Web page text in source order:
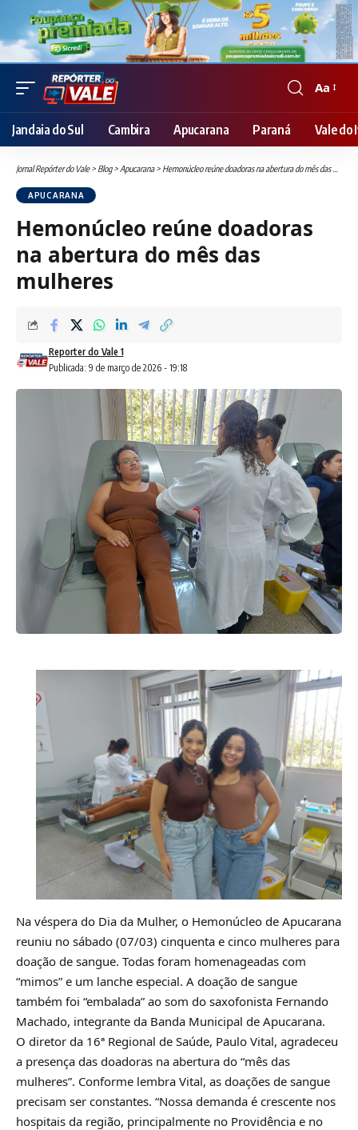
Font
Resizer
Aa
Jandaia do Sul Cambira Apucarana Paraná Vale do
Jornal Repórter do Vale> Blog>Apucarana> Hemonúcleo reúne doadoras na abertura do mês das mulheres
APUCARANA
Hemonúcleo reúne doadoras
na abertura do mês das
mulheres
Publicada: 9 de março de 2026 - 19:18
Reporter do Vale 1
Na véspera do Dia da Mulher, o Hemonúcleo de Apucarana
reuniu no sábado (07/03) cinquenta e cinco mulheres para
doação de sangue. Todas foram homenageadas com
“mimos” e um lanche especial. A doação de sangue
também foi “embalada” ao som do saxofonista Fernando
Machado, integrante da Banda Municipal de Apucarana.
O diretor da 16ª Regional de Saúde, Paulo Vital, agradeceu
a presença das doadoras na abertura do “mês das
mulheres”. Conforme lembra Vital, as doações de sangue
precisam ser constantes. “Nossa demanda é crescente nos
hospitais da região, principalmente no Providência e no